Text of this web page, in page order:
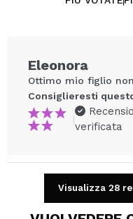
Il tuo video
Eleonora
Ottimo mio figlio
Consiglieresti
|
verificata
Visualizza 28